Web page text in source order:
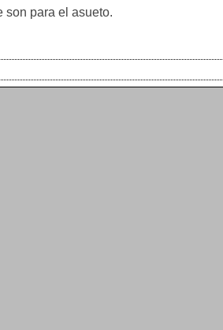
son para el asueto.